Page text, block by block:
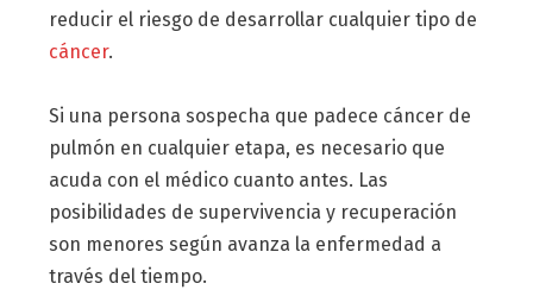
reducir el riesgo de desarrollar cualquier tipo de
cáncer.
Si una persona sospecha que padece cáncer de
pulmón en cualquier etapa, es necesario que
acuda con el médico cuanto antes. Las
posibilidades de supervivencia y recuperación
son menores según avanza la enfermedad a
través del tiempo.